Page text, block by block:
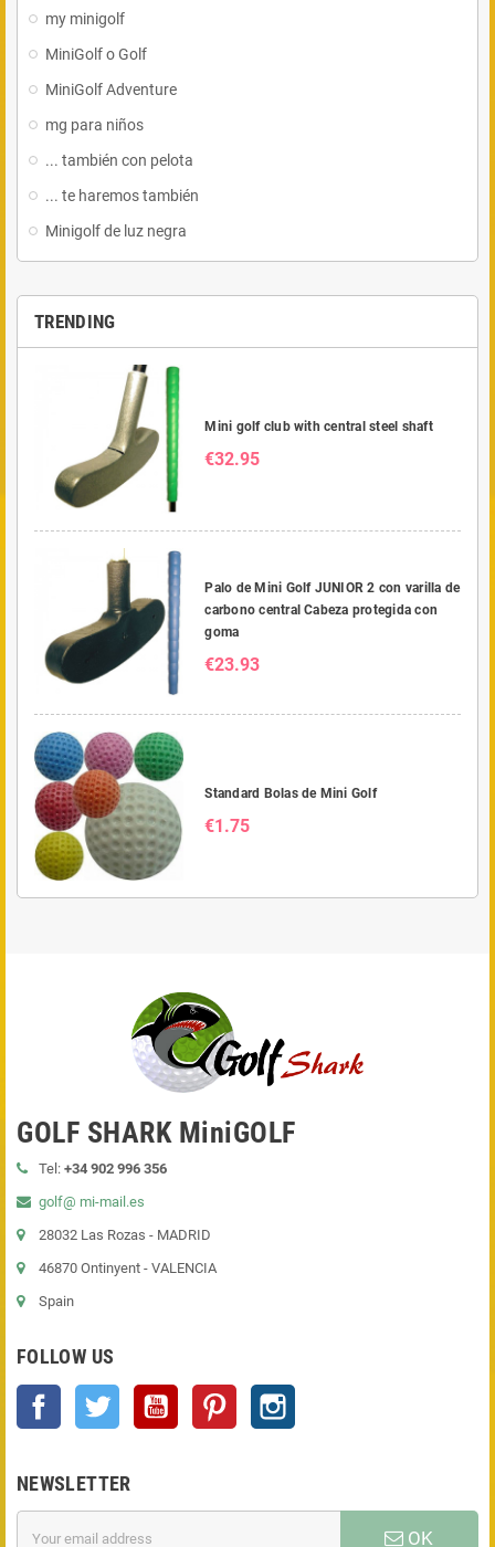
my minigolf
MiniGolf o Golf
MiniGolf Adventure
mg para niños
... también con pelota
... te haremos también
Minigolf de luz negra
TRENDING
Mini golf club with central steel shaft
€32.95
Palo de Mini Golf JUNIOR 2 con varilla de
carbono central Cabeza protegida con
goma
€23.93
Standard Bolas de Mini Golf
€1.75
GOLF SHARK MiniGOLF
Tel: +34 902 996 356
golf@ mi-mail.es
28032 Las Rozas - MADRID
46870 Ontinyent - VALENCIA
Spain
FOLLOW US
Facebook Twitter YouTube Pinterest
NEWSLETTER
OK